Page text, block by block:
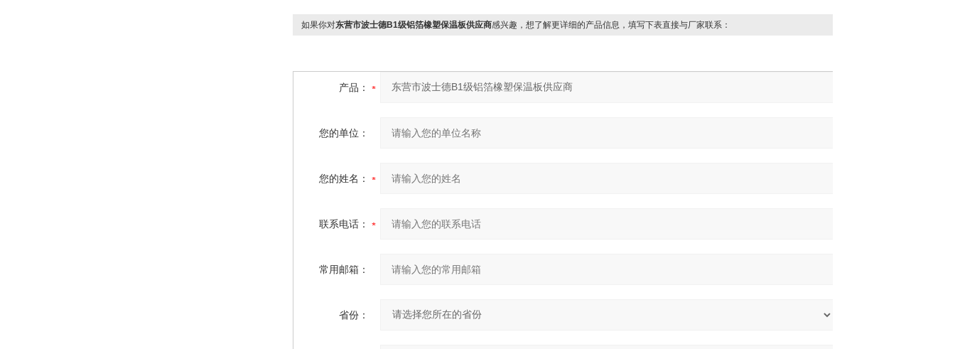
如果你对东营市波士德B1级铝箔橡塑保温板供应商感兴趣，想了解更详细的产品信息，填写下表直接与厂家联系：
产品：
您的单位：
您的姓名：
联系电话：
常用邮箱：
省份：